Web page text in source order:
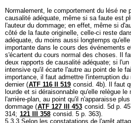
Normalement, le comportement du lésé ne
causalité adéquate, même si sa faute est
l'auteur du dommage; en effet, même si
côté de la faute originelle, celle-ci reste
adéquate, du moins aussi longtemps
importante dans le cours des événements
s'écartent du cours normal des choses. Il
deux rapports de causalité adéquate; si
intensive qu'il écarte l'autre au point de le
importance, il faut admettre l'interruption
dernier (ATF 116 II 519 consid. 4b). Il faut
lourde et si déraisonnable qu'elle relègue
l'arrière-plan, au point qu'il n'apparaisse
dommage (ATF 127 III 453 consid. 5d p.
314; 121 III 358 consid. 5 p. 363).
5.3.3 Selon les constatations de l'arrêt